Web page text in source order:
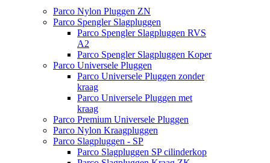
Parco Nylon Pluggen ZN
Parco Spengler Slagpluggen
Parco Spengler Slagpluggen RVS
A2
Parco Spengler Slagpluggen Koper
Parco Universele Pluggen
Parco Universele Pluggen zonder
kraag
Parco Universele Pluggen met
kraag
Parco Premium Universele Pluggen
Parco Nylon Kraagpluggen
Parco Slagpluggen - SP
Parco Slagpluggen SP cilinderkop